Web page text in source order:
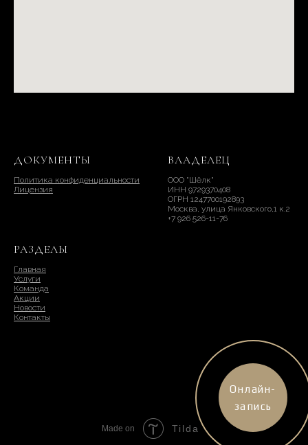
ДОКУМЕНТЫ
Политика конфиденциальности
Лицензия
ВЛАДЕЛЕЦ
ООО "Шёлк"
ИНН 9729370408
ОГРН 1247700192893
Москва, улица Янковского,1 к.2
+7 926 526-11-76
РАЗДЕЛЫ
Главная
Услуги
Команда
Акции
Новости
Контакты
Онлайн-
запись
Made on Tilda